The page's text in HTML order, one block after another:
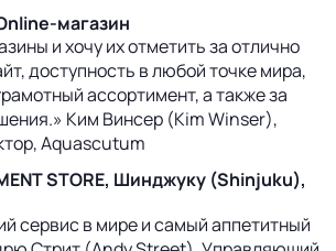
магазин
и хочу их отметить за отлично
доступность в любой точке мира,
ассортимент, а также за
Ким Винсер (Kim Winser),
Aquascutum
STORE, Шинджуку (Shinjuku),
сервис в мире и самый аппетитный